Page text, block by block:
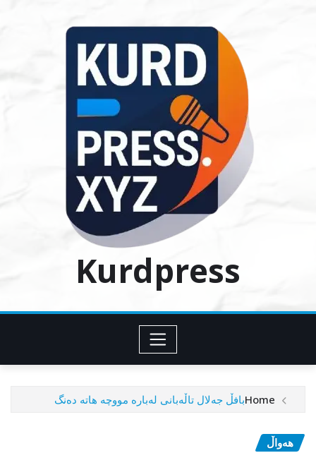
Kurdpress
Homeبافڵ جەلال تاڵەبانی لەبارە مووچە هاتە دەنگ
هەواڵ